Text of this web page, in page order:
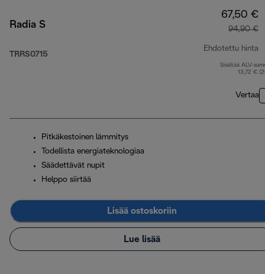
Radia S
TRRS0715
67,50 €
94,90 €
Ehdotettu hinta
Sisältää ALV-
13,72 €
Vertaa
Pitkäkestoinen lämmitys
Todellista energiateknologiaa
Säädettävät nupit
Helppo siirtää
Lisää ostoskoriin
Lue lisää